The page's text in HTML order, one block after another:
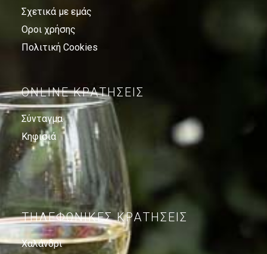
Σχετικά με εμάς
Οροι χρήσης
Πολιτική Cookies
ONLINE ΚΡΑΤΉΣΕΙΣ
Σύνταγμα
Κηφισιά
ΤΗΛΕΦΩΝΙΚΕΣ ΚΡΑΤΗΣΕΙΣ
Χαλάνδρι